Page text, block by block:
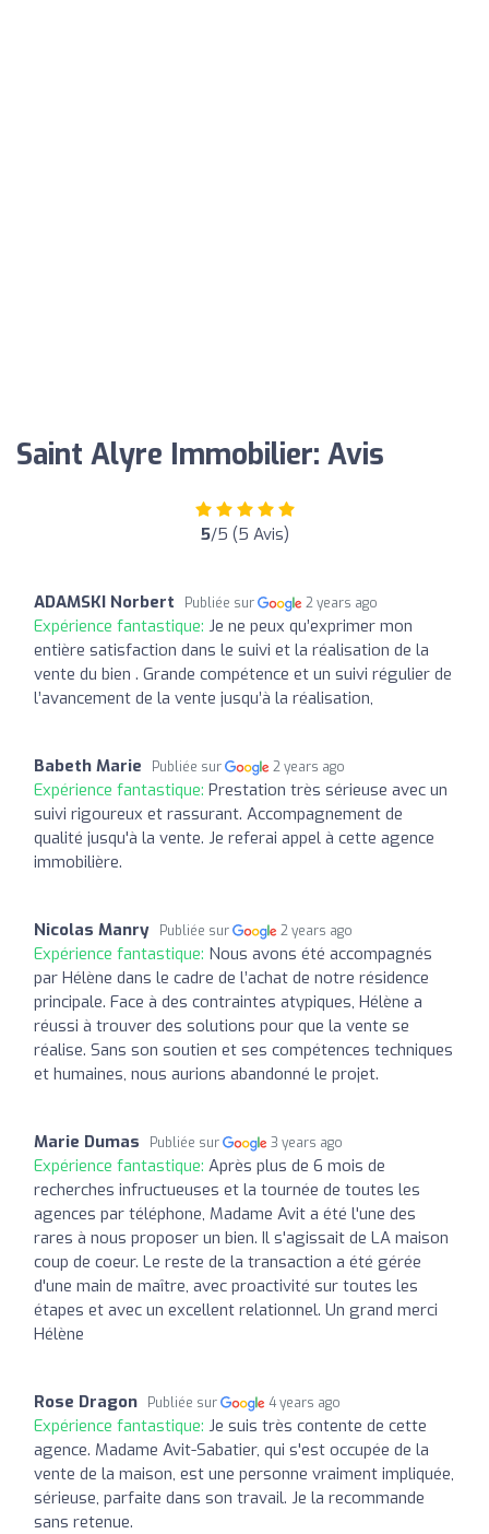
Saint Alyre Immobilier: Avis
5/5 (5 Avis)
ADAMSKI Norbert Publiée sur 2 years ago
Expérience fantastique: Je ne peux qu’exprimer mon
entière satisfaction dans le suivi et la réalisation de la
vente du bien . Grande compétence et un suivi régulier de
l’avancement de la vente jusqu’à la réalisation,
Babeth Marie Publiée sur 2 years ago
Expérience fantastique: Prestation très sérieuse avec un
suivi rigoureux et rassurant. Accompagnement de
qualité jusqu'à la vente. Je referai appel à cette agence
immobilière.
Nicolas Manry Publiée sur 2 years ago
Expérience fantastique: Nous avons été accompagnés
par Hélène dans le cadre de l’achat de notre résidence
principale. Face à des contraintes atypiques, Hélène a
réussi à trouver des solutions pour que la vente se
réalise. Sans son soutien et ses compétences techniques
et humaines, nous aurions abandonné le projet.
Marie Dumas Publiée sur 3 years ago
Expérience fantastique: Après plus de 6 mois de
recherches infructueuses et la tournée de toutes les
agences par téléphone, Madame Avit a été l'une des
rares à nous proposer un bien. Il s'agissait de LA maison
coup de coeur. Le reste de la transaction a été gérée
d'une main de maître, avec proactivité sur toutes les
étapes et avec un excellent relationnel. Un grand merci
Hélène
Rose Dragon Publiée sur 4 years ago
Expérience fantastique: Je suis très contente de cette
agence. Madame Avit-Sabatier, qui s'est occupée de la
vente de la maison, est une personne vraiment impliquée,
sérieuse, parfaite dans son travail. Je la recommande
sans retenue.